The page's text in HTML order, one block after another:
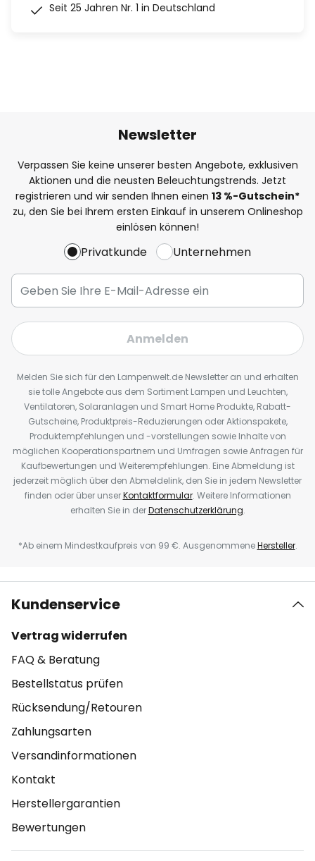
Seit 25 Jahren Nr. 1 in Deutschland
Newsletter
Verpassen Sie keine unserer besten Angebote, exklusiven
Aktionen und die neusten Beleuchtungstrends. Jetzt
registrieren und wir senden Ihnen einen 13 %-Gutschein*
zu, den Sie bei Ihrem ersten Einkauf in unserem Onlineshop
einlösen können!
Privatkunde Unternehmen
Anmelden
Melden Sie sich für den Lampenwelt.de Newsletter an und erhalten
sie tolle Angebote aus dem Sortiment Lampen und Leuchten,
Ventilatoren, Solaranlagen und Smart Home Produkte, Rabatt-
Gutscheine, Produktpreis-Reduzierungen oder Aktionspakete,
Produktempfehlungen und -vorstellungen sowie Inhalte von
möglichen Kooperationspartnern und Umfragen sowie Anfragen für
Kaufbewertungen und Weiterempfehlungen. Eine Abmeldung ist
jederzeit möglich über den Abmeldelink, den Sie in jedem Newsletter
finden oder über unserKontaktformular. Weitere Informationen
erhalten Sie in derDatenschutzerklärung.
*Ab einem Mindestkaufpreis von 99 €. AusgenommeneHersteller.
Kundenservice
Vertrag widerrufen
FAQ & Beratung
Bestellstatus prüfen
Rücksendung/Retouren
Zahlungsarten
Versandinformationen
Kontakt
Herstellergarantien
Bewertungen